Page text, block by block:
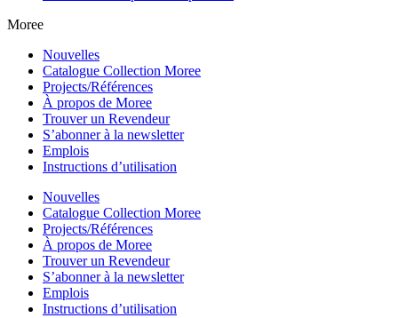
Moree
Nouvelles
Catalogue Collection Moree
Projects/Références
À propos de Moree
Trouver un Revendeur
S’abonner à la newsletter
Emplois
Instructions d’utilisation
Nouvelles
Catalogue Collection Moree
Projects/Références
À propos de Moree
Trouver un Revendeur
S’abonner à la newsletter
Emplois
Instructions d’utilisation